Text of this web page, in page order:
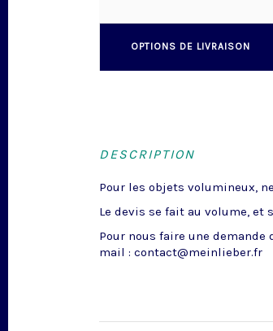
OPTIONS DE LIVRAISON
DESCRIPTION
Pour les objets volumineux,
Le devis se fait au volume,
Pour nous faire une
mail : contact@meinlieber.fr